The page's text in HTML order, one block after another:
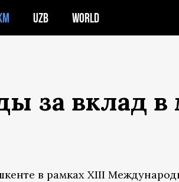
UZB WORLD
за вклад в
в рамках XIII